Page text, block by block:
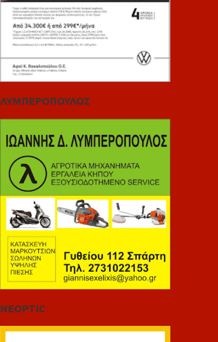
ΛΥΜΠΕΡΟΠΟΥΛΟΣ
NEOPTIC